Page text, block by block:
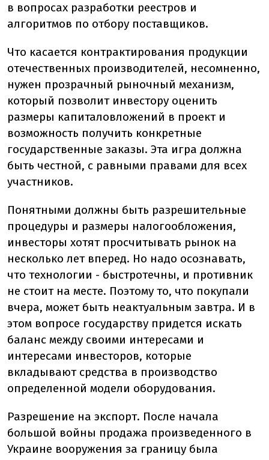
в вопросах разработки реестров и
алгоритмов по отбору поставщиков.
Что касается контрактирования продукции
отечественных производителей, несомненно,
нужен прозрачный рыночный механизм,
который позволит инвестору оценить
размеры капиталовложений в проект и
возможность получить конкретные
государственные заказы. Эта игра должна
быть честной, с равными правами для всех
участников.
Понятными должны быть разрешительные
процедуры и размеры налогообложения,
инвесторы хотят просчитывать рынок на
несколько лет вперед. Но надо осознавать,
что технологии - быстротечны, и противник
не стоит на месте. Поэтому то, что покупали
вчера, может быть неактуальным завтра. И в
этом вопросе государству придется искать
баланс между своими интересами и
интересами инвесторов, которые
вкладывают средства в производство
определенной модели оборудования.
Разрешение на экспорт. После начала
большой войны продажа произведенного в
Украине вооружения за границу была